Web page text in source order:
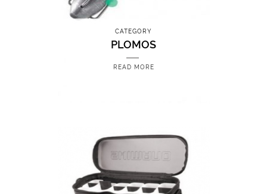
CATEGORY
PLOMOS
READ MORE